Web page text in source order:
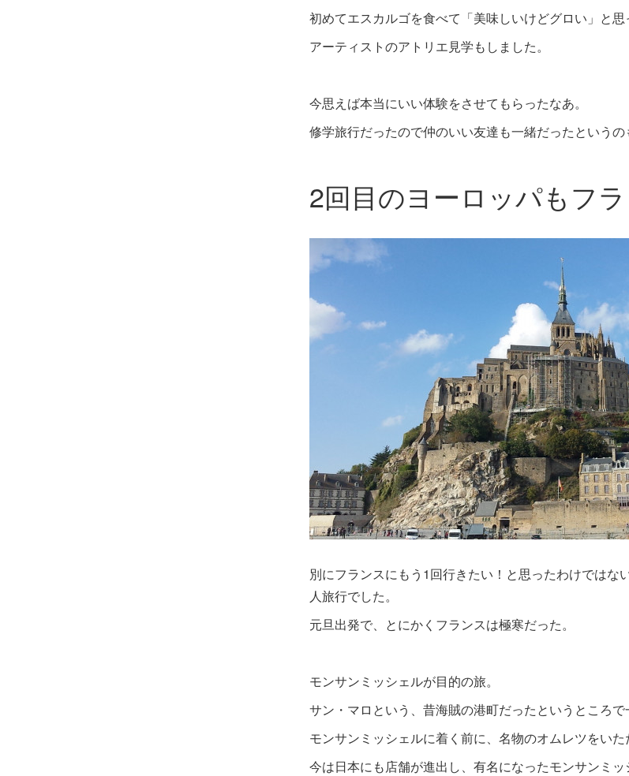
初めてエスカルゴを食べて「美味しいけどグロい」と思
アーティストのアトリエ見学もしました。
今思えば本当にいい体験をさせてもらったなあ。
修学旅行だったので仲のいい友達も一緒だったというの
2回目のヨーロッパもフ
別にフランスにもう1回行きたい！と思ったわけではな
人旅行でした。
元旦出発で、とにかくフランスは極寒だった。
モンサンミッシェルが目的の旅。
サン・マロという、昔海賊の港町だったというところで
モンサンミッシェルに着く前に、名物のオムレツをいた
今は日本にも店舗が進出し、有名になったモンサンミッ